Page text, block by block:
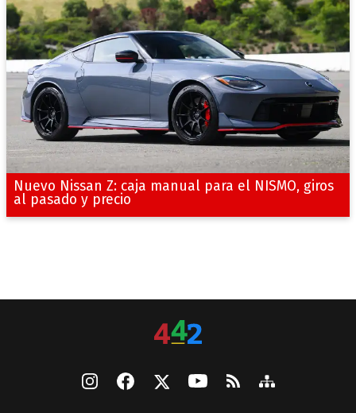
Nuevo Nissan Z: caja manual para el NISMO, giros
al pasado y precio